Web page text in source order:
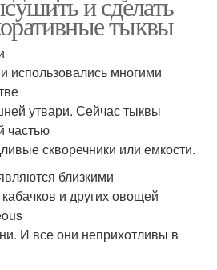
тыквы
использовались многими
утвари. Сейчас тыквы
частью
скворечники или емкости.
близкими
и других овощей
И все они неприхотливы в